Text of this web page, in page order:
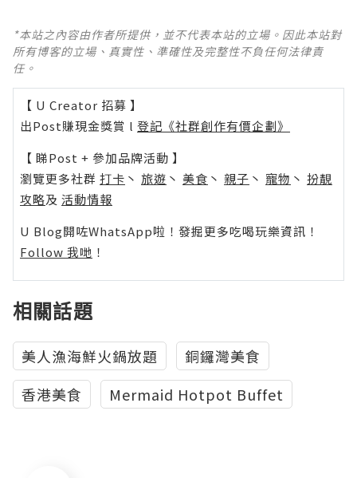
*本站之內容由作者所提供，並不代表本站的立場。因此本站對
所有博客的立場、真實性、準確性及完整性不負任何法律責
任。
【 U Creator 招募 】
出Post賺現金獎賞 l 登記《社群創作有價企劃》
【 睇Post + 參加品牌活動 】
瀏覽更多社群 打卡 丶 旅遊 丶 美食 丶 親子 丶 寵物 丶 扮靚
攻略及 活動情報
U Blog開咗WhatsApp啦！發掘更多吃喝玩樂資訊！
Follow 我哋 ！
相關話題
美人漁海鮮火鍋放題
銅鑼灣美食
香港美食
Mermaid Hotpot Buffet